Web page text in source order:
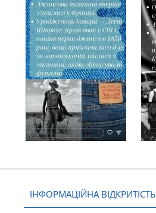
ІНФОРМАЦІЙНА ВІДКРИТІСТЬ